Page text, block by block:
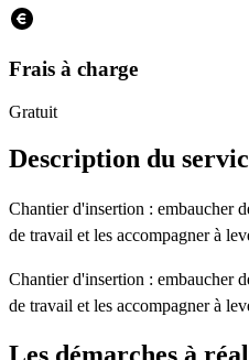
Frais à charge
Gratuit
Description du
Chantier d'insertion : embaucher
de travail et les accompagner à
Chantier d'insertion : embaucher
de travail et les accompagner à